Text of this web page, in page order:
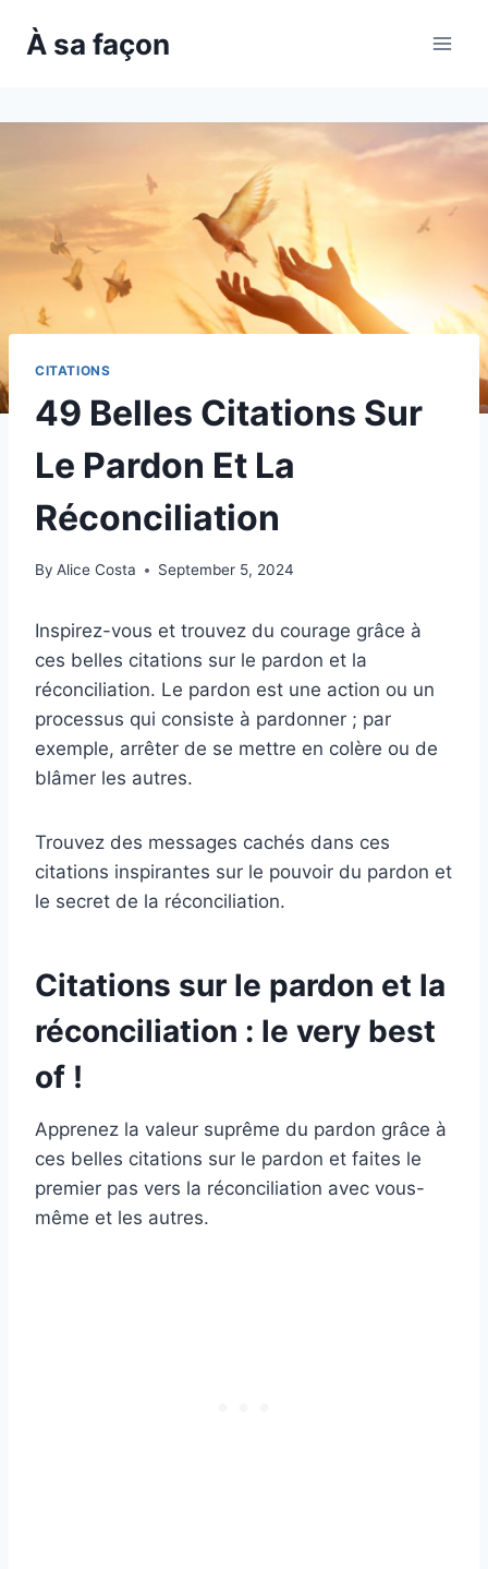
À sa façon
CITATIONS
49 Belles Citations Sur
Le Pardon Et La
Réconciliation
By Alice Costa September 5, 2024
Inspirez-vous et trouvez du courage grâce à
ces belles citations sur le pardon et la
réconciliation. Le pardon est une action ou un
processus qui consiste à pardonner ; par
exemple, arrêter de se mettre en colère ou de
blâmer les autres.
Trouvez des messages cachés dans ces
citations inspirantes sur le pouvoir du pardon et
le secret de la réconciliation.
Citations sur le pardon et la
réconciliation : le very best
of !
Apprenez la valeur suprême du pardon grâce à
ces belles citations sur le pardon et faites le
premier pas vers la réconciliation avec vous-
même et les autres.